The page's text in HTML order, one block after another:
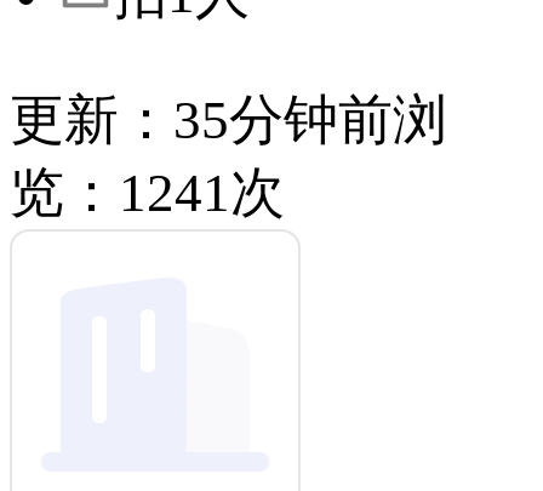
更新：35分钟前浏
览：1241次